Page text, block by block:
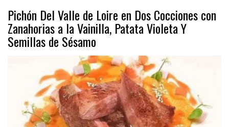
Pichón Del Valle de Loire en Dos Cocciones con
Zanahorias a la Vainilla, Patata Violeta Y
Semillas de Sésamo